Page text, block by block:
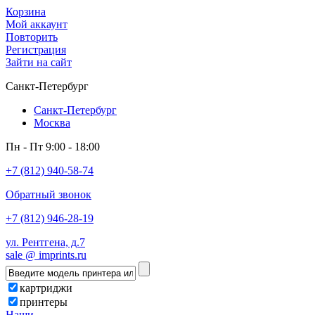
Корзина
Мой аккаунт
Повторить
Регистрация
Зайти на сайт
Санкт-Петербург
Санкт-Петербург
Москва
Пн - Пт 9:00 - 18:00
+7 (812) 940-58-74
Обратный звонок
+7 (812) 946-28-19
ул. Рентгена, д.7
sale @ imprints.ru
картриджи
принтеры